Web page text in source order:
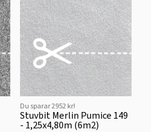
Du sparar 2952 kr!
Stuvbit Merlin Pumice 149
- 1,25x4,80m (6m2)